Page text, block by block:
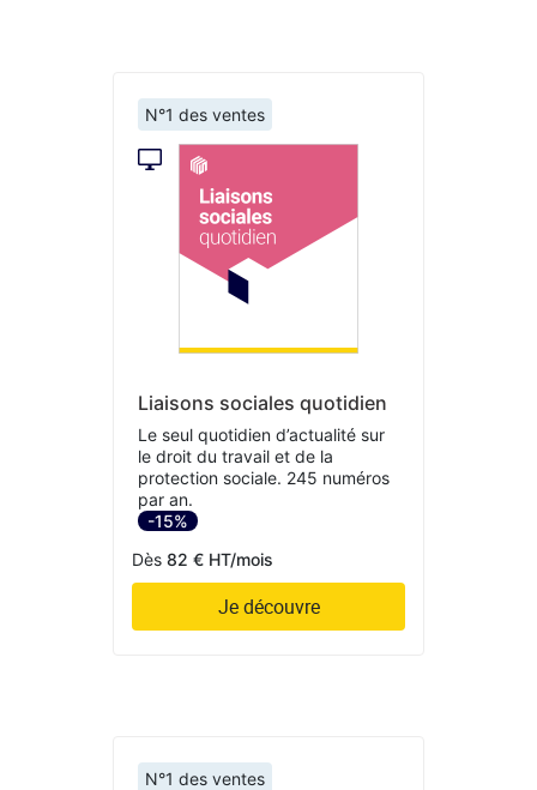
N°1 des ventes
Liaisons sociales quotidien
Le seul quotidien d’actualité sur
le droit du travail et de la
protection sociale. 245 numéros
par an.
-15%
Dès 82 € HT/mois
Je découvre
N°1 des ventes